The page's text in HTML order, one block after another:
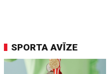
SPORTA AVĪZE